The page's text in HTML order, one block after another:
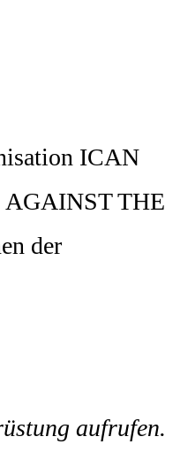
ICAN
AGAINST THE
der
aufrufen.